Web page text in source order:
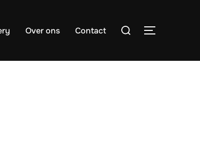
Over ons Contact
Search
TOGGLE